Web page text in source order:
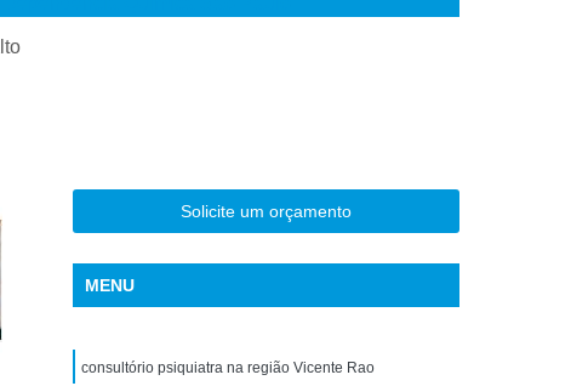
Transtorno de Uso de Cocaína
de Uso de Drogas Sintéticas
Transtorno de Uso de álcool
Transtorno de Uso de Maconha
de Uso de Metanfetamina
de Uso de Substância
Transtorno de Uso de êxtase
Solicite um orçamento
MENU
consultório psiquiatra na região Vicente Rao